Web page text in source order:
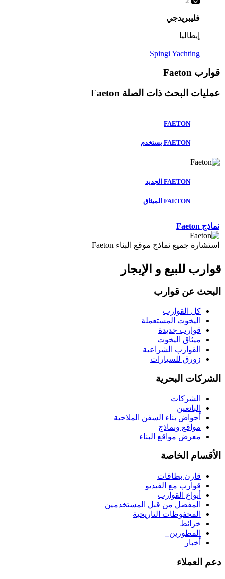
فليبريدجي
إيطاليا
Spingi Yachting
قوارب Faeton
عمليات البحث ذات الصلة Faeton
FAETON
FAETON يستخدم
FAETON الجديد
FAETON الميثاق
نماذج Faeton
استشارة جميع نماذج موقع البناء Faeton
قوارب للبيع و الإيجار
البحث عن قوارب
كل القوارب
اليخوت المستعملة
قوارب جديدة
ميثاق اليخوت
القوارب الشراعية
زورق للسيارات
الشركات البحرية
الشركات
البائعين
أحواض بناء السفن الملاحية
مواقع ونماذج
معرض مواقع البناء
الأقسام الخاصة
قارن بطاقات
قوارب مع الفيديو
أنواع القوارب
المفضل من قبل المستخدمين
المحفوظات التاريخية
خرائط
المطورين
أخبار
دعم العملاء